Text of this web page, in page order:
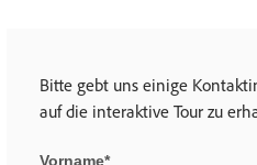
Bitte gebt uns einige
auf die interaktive Tour zu
Vorname